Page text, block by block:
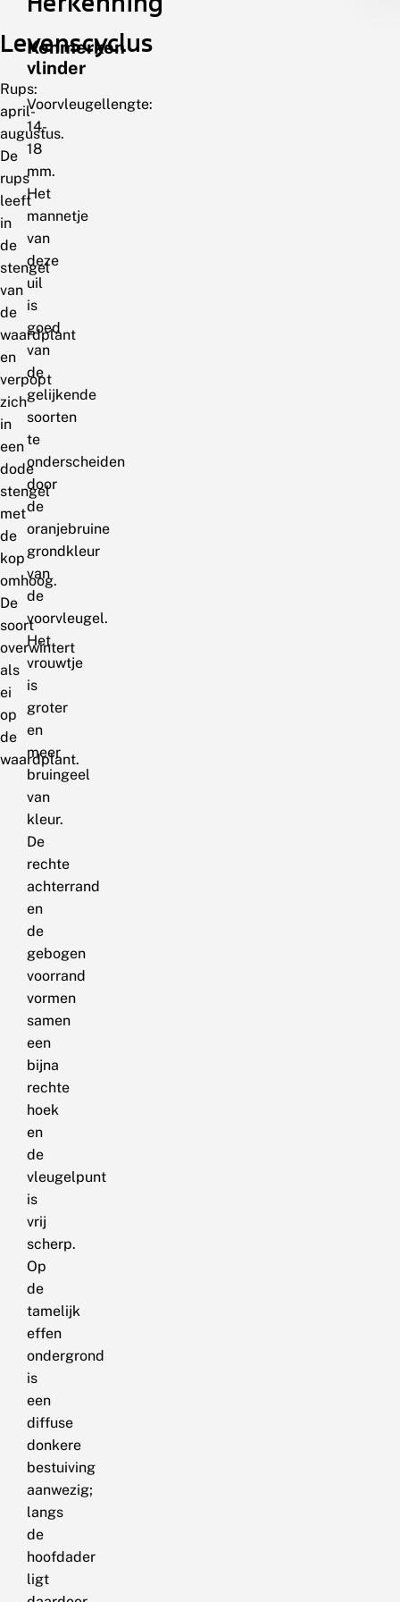
Levenscyclus
Rups:
april-
augustus.
De
rups
leeft
in
de
stengel
van
de
waardplant
en
verpopt
zich
in
een
dode
stengel
met
de
kop
omhoog.
De
soort
overwintert
als
ei
op
de
waardplant.
Kenmerken
vlinder
Voorvleugellengte:
14-
18
mm.
Het
mannetje
van
deze
uil
is
goed
van
de
gelijkende
soorten
te
onderscheiden
door
de
oranjebruine
grondkleur
van
de
voorvleugel.
Het
vrouwtje
is
groter
en
meer
bruingeel
van
kleur.
De
rechte
achterrand
en
de
gebogen
voorrand
vormen
samen
een
bijna
rechte
hoek
en
de
vleugelpunt
is
vrij
scherp.
Op
de
tamelijk
effen
ondergrond
is
een
diffuse
donkere
bestuiving
aanwezig;
langs
de
hoofdader
ligt